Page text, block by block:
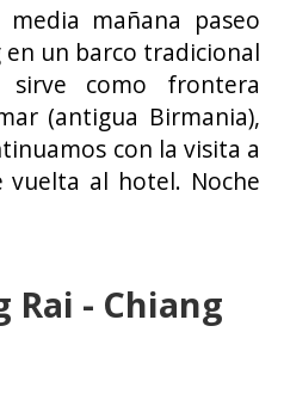
mañana paseo
un barco tradicional
sirve como frontera
(antigua Birmania),
con la visita a
vuelta al hotel. Noche
Rai - Chiang